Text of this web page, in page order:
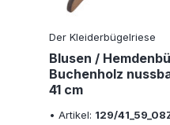
Der Kleiderbügelriese
Blusen /
Buchenholz
41 cm
• Artikel: 129/